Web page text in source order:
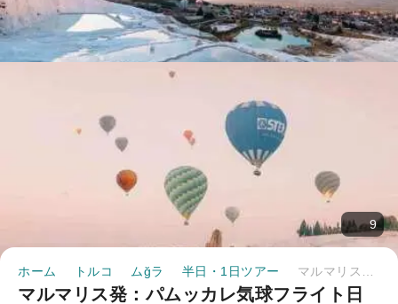
9
ホーム トルコ ムğラ 半日・1日ツアー
マルマリス発：パムッカレ気球フライト日